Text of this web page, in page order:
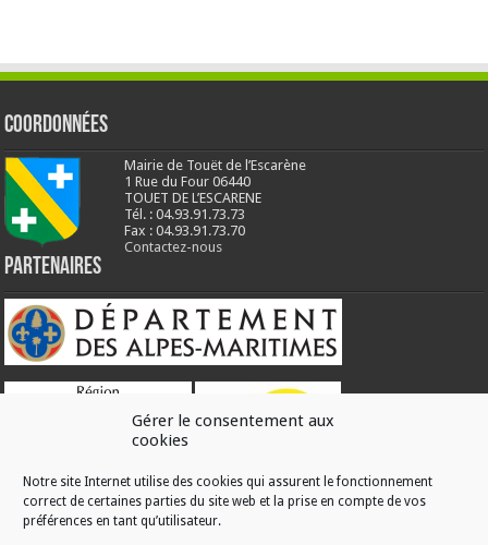
Gérer le consentement aux
cookies
Notre site Internet utilise des cookies qui assurent le fonctionnement
correct de certaines parties du site web et la prise en compte de vos
préférences en tant qu’utilisateur.
Coordonnées
Mairie de Touët de l’Escarène
1 Rue du Four 06440
TOUET DE L’ESCARENE
Tél. : 04.93.91.73.73
Fax : 04.93.91.73.70
Contactez-nous
Partenaires
RÉALISATION